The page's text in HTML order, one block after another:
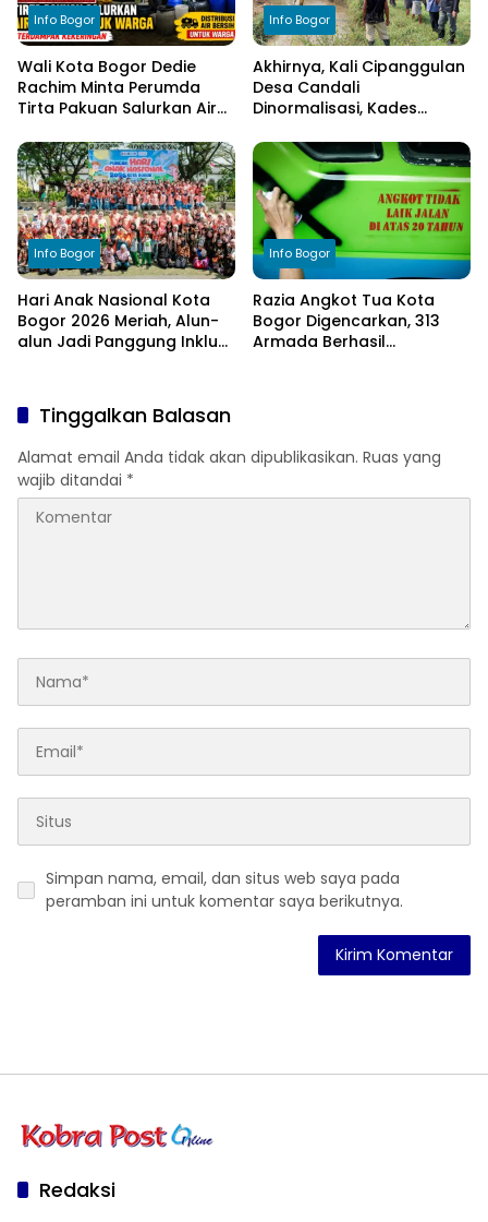
Info Bogor
Wali Kota Bogor Dedie
Rachim Minta Perumda
Tirta Pakuan Salurkan Air
Terdampak Kekeringan
Info Bogor
Akhirnya, Kali Cipanggulan
Desa Candali
Dinormalisasi, Kades
kepada Bupati Bogor
Info Bogor
Hari Anak Nasional Kota
Bogor 2026 Meriah, Alun-
alun Jadi Panggung Inklusi
Info Bogor
Razia Angkot Tua Kota
Bogor Digencarkan, 313
Armada Berhasil
Tinggalkan Balasan
Alamat email Anda tidak akan dipublikasikan. Ruas yang
wajib ditandai *
Simpan nama, email, dan situs web saya pada
peramban ini untuk komentar saya berikutnya.
Redaksi